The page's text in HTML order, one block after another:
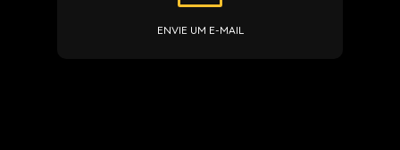
ENVIE UM E-MAIL